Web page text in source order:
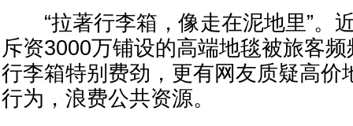
“拉著行李箱，像走在泥地里”。
斥资3000万铺设的高端地毯被旅客
行李箱特别费劲，更有网友质疑高价
行为，浪费公共资源。